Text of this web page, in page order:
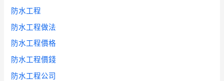
防水工程
防水工程做法
防水工程價格
防水工程價錢
防水工程公司